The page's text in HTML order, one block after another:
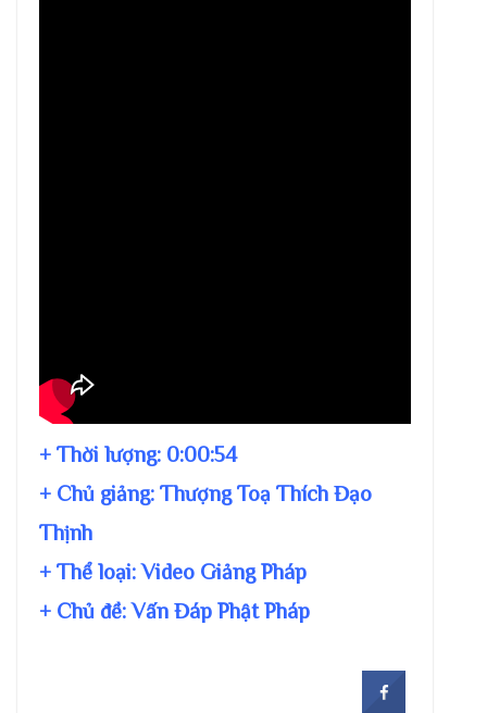
+ Thời lượng: 0:00:54
+ Chủ giảng: Thượng Toạ Thích Đạo
Thịnh
+ Thể loại: Video Giảng Pháp
+ Chủ đề:Vấn Đáp Phật Pháp